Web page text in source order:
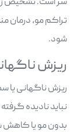
تراکم مو، درمان
شود.
ریزش
ریزش ناگهانی یا
نباید نادیده
بدون مو یا کاهش